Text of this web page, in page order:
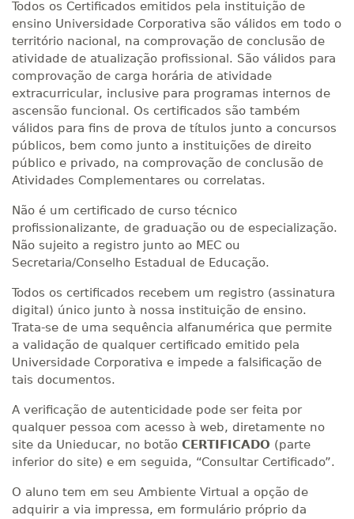
Todos os Certificados emitidos pela instituição de
ensino Universidade Corporativa são válidos em todo o
território nacional, na comprovação de conclusão de
atividade de atualização profissional. São válidos para
comprovação de carga horária de atividade
extracurricular, inclusive para programas internos de
ascensão funcional. Os certificados são também
válidos para fins de prova de títulos junto a concursos
públicos, bem como junto a instituições de direito
público e privado, na comprovação de conclusão de
Atividades Complementares ou correlatas.
Não é um certificado de curso técnico
profissionalizante, de graduação ou de especialização.
Não sujeito a registro junto ao MEC ou
Secretaria/Conselho Estadual de Educação.
Todos os certificados recebem um registro (assinatura
digital) único junto à nossa instituição de ensino.
Trata-se de uma sequência alfanumérica que permite
a validação de qualquer certificado emitido pela
Universidade Corporativa e impede a falsificação de
tais documentos.
A verificação de autenticidade pode ser feita por
qualquer pessoa com acesso à web, diretamente no
site da Unieducar, no botão CERTIFICADO (parte
inferior do site) e em seguida, “Consultar Certificado”.
O aluno tem em seu Ambiente Virtual a opção de
adquirir a via impressa, em formulário próprio da